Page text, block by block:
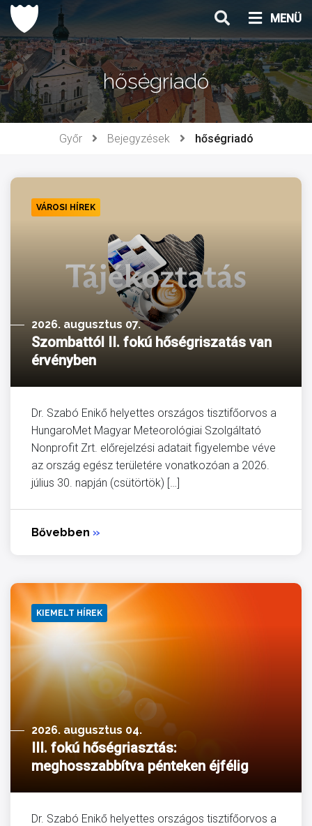
Ugrás
tartalomhoz
MENÜ
hőségriadó
Győr Bejegyzések hőségriadó
VÁROSI HÍREK
2026. augusztus 07.
Szombattól II. fokú hőségriszatás van
érvényben
Dr. Szabó Enikő helyettes országos tisztifőorvos a
HungaroMet Magyar Meteorológiai Szolgáltató
Nonprofit Zrt. előrejelzési adatait figyelembe véve
az ország egész területére vonatkozóan a 2026.
július 30. napján (csütörtök) […]
Bővebben »
KIEMELT HÍREK
2026. augusztus 04.
III. fokú hőségriasztás:
meghosszabbítva pénteken éjfélig
Dr. Szabó Enikő helyettes országos tisztifőorvos a